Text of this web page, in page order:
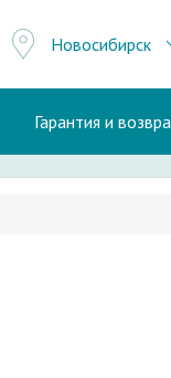
Новосибирск
Гарантия и